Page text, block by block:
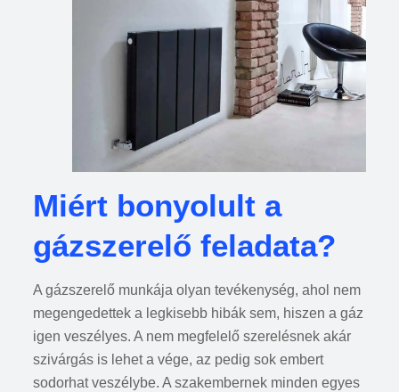
Miért bonyolult a
gázszerelő feladata?
A gázszerelő munkája olyan tevékenység, ahol nem
megengedettek a legkisebb hibák sem, hiszen a gáz
igen veszélyes. A nem megfelelő szerelésnek akár
szivárgás is lehet a vége, az pedig sok embert
sodorhat veszélybe. A szakembernek minden egyes